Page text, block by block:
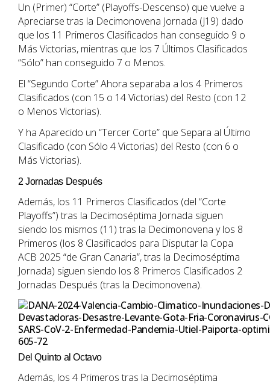
Un (Primer) “Corte” (Playoffs-Descenso) que vuelve a
Apreciarse tras la Decimonovena Jornada (J19) dado
que los 11 Primeros Clasificados han conseguido 9 o
Más Victorias, mientras que los 7 Últimos Clasificados
“Sólo” han conseguido 7 o Menos.
El “Segundo Corte” Ahora separaba a los 4 Primeros
Clasificados (con 15 o 14 Victorias) del Resto (con 12
o Menos Victorias).
Y ha Aparecido un “Tercer Corte” que Separa al Último
Clasificado (con Sólo 4 Victorias) del Resto (con 6 o
Más Victorias).
2 Jornadas Después
Además, los 11 Primeros Clasificados (del “Corte
Playoffs”) tras la Decimoséptima Jornada siguen
siendo los mismos (11) tras la Decimonovena y los 8
Primeros (los 8 Clasificados para Disputar la Copa
ACB 2025 “de Gran Canaria”, tras la Decimoséptima
Jornada) siguen siendo los 8 Primeros Clasificados 2
Jornadas Después (tras la Decimonovena).
Del Quinto al Octavo
Además, los 4 Primeros tras la Decimoséptima